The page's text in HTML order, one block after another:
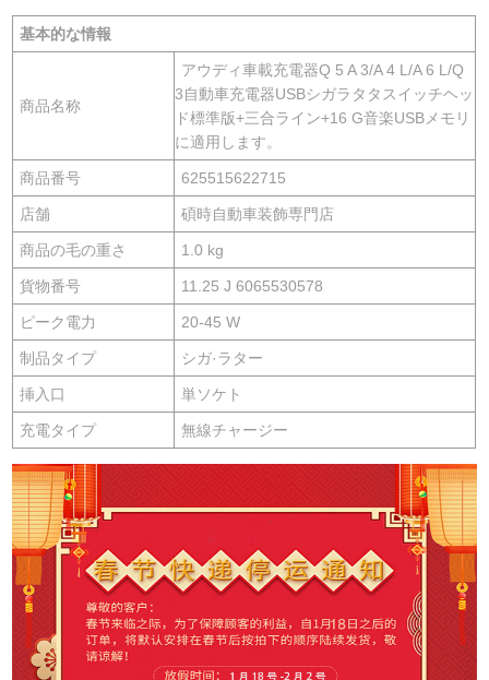
基本的な情報
商品名称
アウディ車載充電器Q 5 A 3/A 4 L/A 6 L/Q
3自動車充電器USBシガラタタスイッチヘッ
ド標準版+三合ライン+16 G音楽USBメモリ
に適用します。
商品番号 625515622715
店舗 碩時自動車装飾専門店
商品の毛の重さ 1.0 kg
貨物番号 11.25 J 6065530578
ピーク電力 20-45 W
制品タイプ シガ·ラター
挿入口 単ソケト
充電タイプ 無線チャージー